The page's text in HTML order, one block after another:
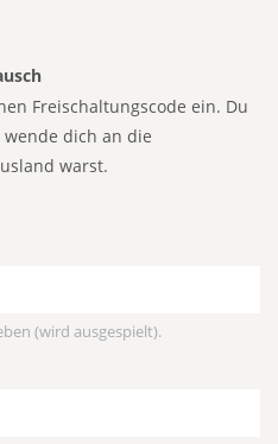
Freischaltungscode ein. Du
wende dich an die
warst.
(wird ausgespielt).